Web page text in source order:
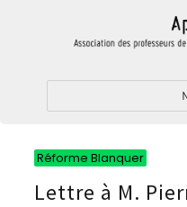
Réforme Blanquer
Lettre à M.